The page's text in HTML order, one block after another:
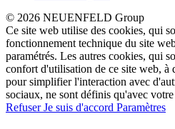
© 2026 NEUENFELD Group
Ce site web utilise des cookies, qui
fonctionnement technique du site
paramétrés. Les autres cookies, qui
confort d'utilisation de ce site web, à
pour simplifier l'interaction avec
sociaux, ne sont définis qu'avec
RefuserJe suis d'accord Paramètres